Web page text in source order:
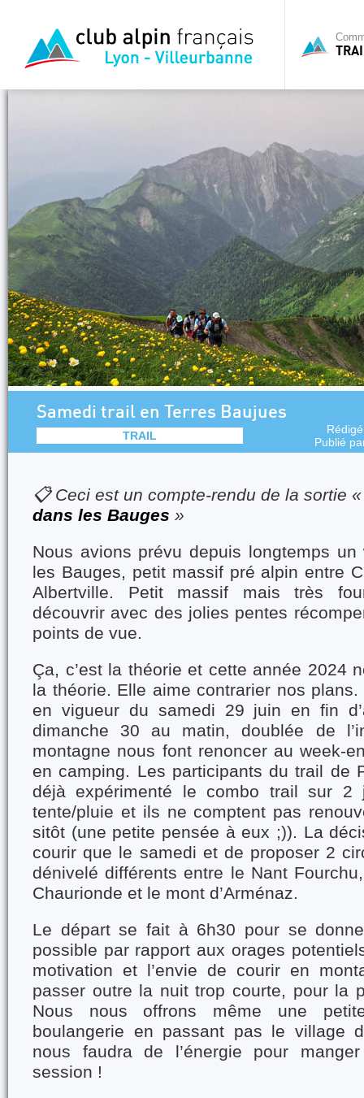
Samedi trail en Terres Baujues
TRAIL
Publié
📋 Ceci est un compte-rendu de la sortie
dans les Bauges »
Nous avions prévu depuis longtemps
les Bauges, petit massif pré alpin entre
Albertville. Petit massif mais très
découvrir avec des jolies pentes
points de vue.
Ça, c’est la théorie et cette année 2024
la théorie. Elle aime contrarier nos
en vigueur du samedi 29 juin en fin
dimanche 30 au matin, doublée de
montagne nous font renoncer au week-
en camping. Les participants du trail de
déjà expérimenté le combo trail sur 2
tente/pluie et ils ne comptent pas
sitôt (une petite pensée à eux ;)). La
courir que le samedi et de proposer 2
dénivelé différents entre le Nant
Chaurionde et le mont d’Arménaz.
Le départ se fait à 6h30 pour se
possible par rapport aux orages
motivation et l’envie de courir en
passer outre la nuit trop courte, pour la
Nous nous offrons même une
boulangerie en passant pas le village
nous faudra de l’énergie pour
session !